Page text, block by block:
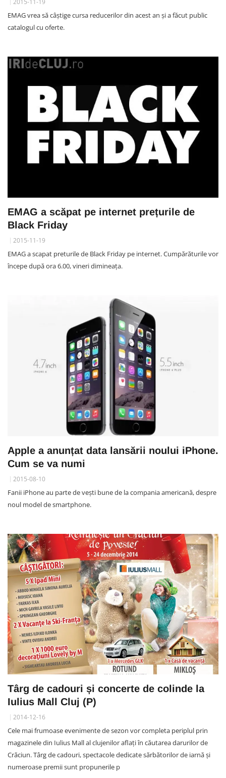
2015-11-19
EMAG vrea să câștige cursa reducerilor din acest an și a făcut public
catalogul cu oferte.
EMAG a scăpat pe internet prețurile de
Black Friday
2015-11-19
EMAG a scapat preturile de Black Friday pe internet. Cumpărăturile vor
începe după ora 6.00, vineri dimineața.
Apple a anunțat data lansării noului iPhone.
Cum se va numi
2015-08-10
Fanii iPhone au parte de vești bune de la compania americană, despre
noul model de smartphone.
Târg de cadouri și concerte de colinde la
Iulius Mall Cluj (P)
2014-12-16
Cele mai frumoase evenimente de sezon vor completa periplul prin
magazinele din Iulius Mall al clujenilor aflaţi în căutarea darurilor de
Crăciun. Târg de cadouri, spectacole dedicate sărbătorilor de iarnă şi
numeroase premii sunt propunerile p